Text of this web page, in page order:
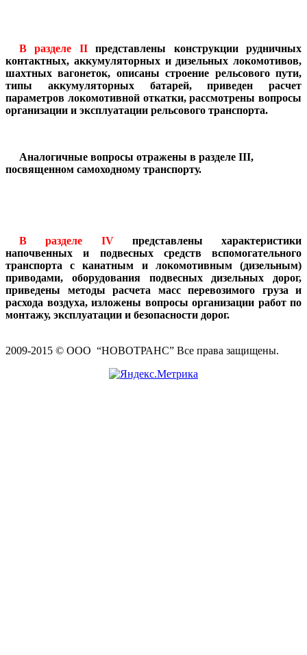
В разделе IIпредставлены конструкции рудничных
контактных, аккумуляторных и дизельных локомотивов,
шахтных вагонеток, описаны строение рельсового пути,
типы аккумуляторных батарей, приведен расчет
параметров локомотивной откатки, рассмотрены вопросы
организации и эксплуатации рельсового транспорта.
Аналогичные вопросы отражены в разделе III,
посвященном самоходному транспорту.
В разделе IVпредставлены характеристики
напочвенных и подвесных средств вспомогательного
транспорта с канатным и локомотивным (дизельным)
приводами, оборудования подвесных дизельных дорог,
приведены методы расчета масс перевозимого груза и
расхода воздуха, изложены вопросы организации работ по
монтажу, эксплуатации и безопасности дорог.
2009-2015 © ООО “НОВОТРАНС” Все права защищены.